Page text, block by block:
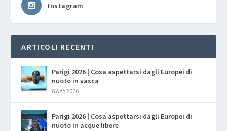
Instagram
ARTICOLI RECENTI
Parigi 2026 | Cosa aspettarsi dagli Europei di
nuoto in vasca
6 Ago 2026
Parigi 2026 | Cosa aspettarsi dagli Europei di
nuoto in acque libere